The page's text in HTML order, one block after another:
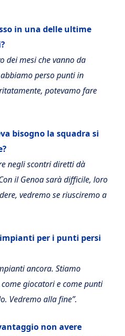
in una delle ultime
dei mesi che vanno da
perso punti in
potevamo fare
bisogno la squadra si
negli scontri diretti dà
il Genoa sarà difficile, loro
vedremo se riusciremo a
per i punti persi
ancora. Stiamo
giocatori e come punti
Vedremo alla fine”.
non avere